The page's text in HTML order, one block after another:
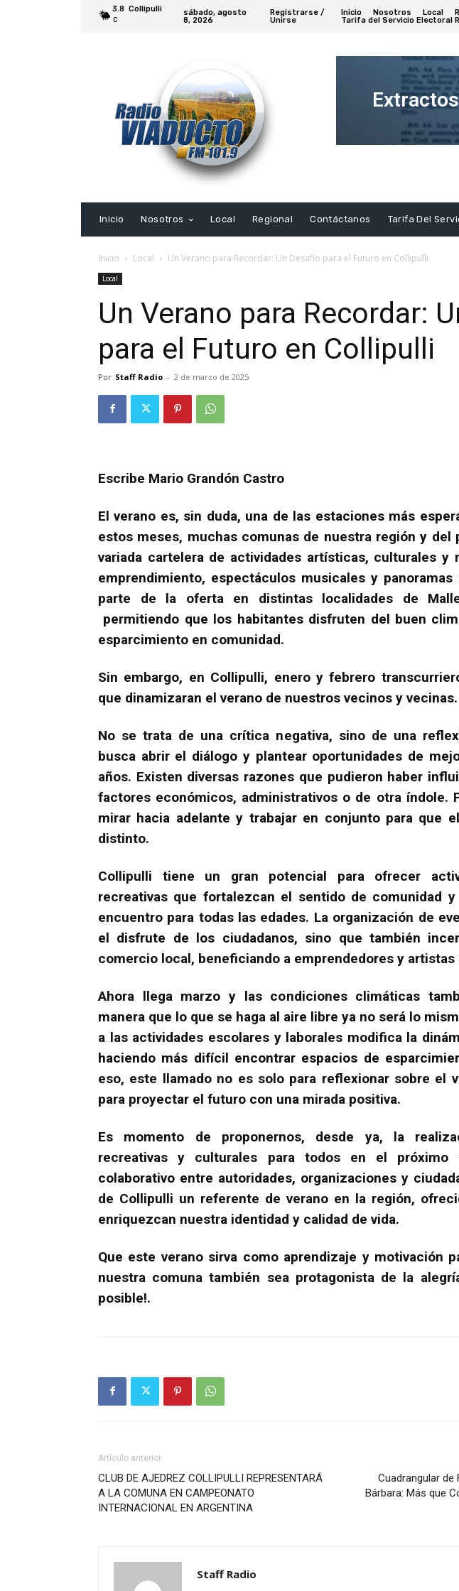
3.8
C
Collipulli
sábado, agosto
8, 2026
Registrarse /
Unirse
Inicio Nosotros Local
Tarifa del Servicio Electoral
Extracto
Inicio
Nosotros Local Regional Contáctanos Tarifa Del
Inicio Local Un Verano para Recordar: Un Desafío para el Futuro en Collipulli
Local
Un Verano para Recordar:
para el Futuro en Collipulli
Por Staff Radio - 2 de marzo de 2025
Escribe Mario Grandón Castro
El verano es, sin duda, una de las estaciones más
estos meses, muchas comunas de nuestra región y del
variada cartelera de actividades artísticas, culturales y
emprendimiento, espectáculos musicales y
parte de la oferta en distintas localidades de
permitiendo que los habitantes disfruten del buen
esparcimiento en comunidad.
Sin embargo, en Collipulli, enero y febrero
que dinamizaran el verano de nuestros vecinos y vecinas.
No se trata de una crítica negativa, sino de una
busca abrir el diálogo y plantear oportunidades de
años. Existen diversas razones que pudieron haber
factores económicos, administrativos o de otra índole.
mirar hacia adelante y trabajar en conjunto para que
distinto.
Collipulli tiene un gran potencial para ofrecer
recreativas que fortalezcan el sentido de comunidad
encuentro para todas las edades. La organización de
el disfrute de los ciudadanos, sino que también
comercio local, beneficiando a emprendedores y artistas
Ahora llega marzo y las condiciones climáticas
manera que lo que se haga al aire libre ya no será lo
a las actividades escolares y laborales modifica la
haciendo más difícil encontrar espacios de
eso, este llamado no es solo para reflexionar sobre el
para proyectar el futuro con una mirada positiva.
Es momento de proponernos, desde ya, la
recreativas y culturales para todos en el próximo
colaborativo entre autoridades, organizaciones y
de Collipulli un referente de verano en la región,
enriquezcan nuestra identidad y calidad de vida.
Que este verano sirva como aprendizaje y motivación
nuestra comuna también sea protagonista de la
posible!.
Artículo anterior
CLUB DE AJEDREZ COLLIPULLI REPRESENTARÁ
A LA COMUNA EN CAMPEONATO
INTERNACIONAL EN ARGENTINA
Cuadrangular de
Bárbara: Más que
Staff Radio